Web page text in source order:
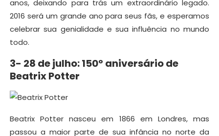
anos, deixando para trás um extraordinário legado.
2016 será um grande ano para seus fãs, e esperamos
celebrar sua genialidade e sua influência no mundo
todo.
3- 28 de julho: 150º aniversário de
Beatrix Potter
Beatrix Potter nasceu em 1866 em Londres, mas
passou a maior parte de sua infância no norte da